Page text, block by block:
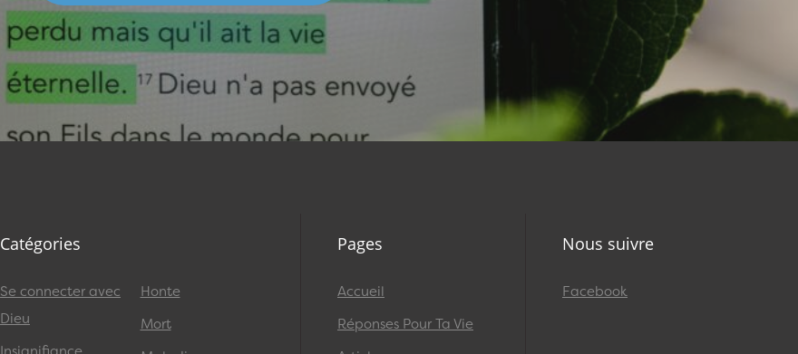
Catégories
Se connecter avec
Dieu
Honte
Mort
Pages
Accueil
Réponses Pour Ta Vie
Nous suivre
Facebook